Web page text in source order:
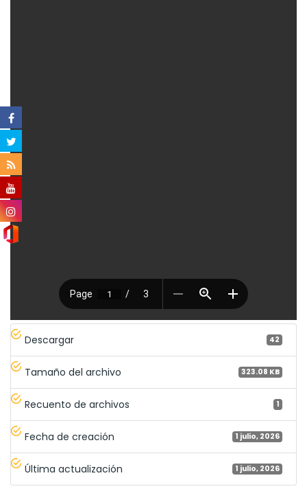
Descargar 42
Tamaño del archivo 323.08 KB
Recuento de archivos 1
Fecha de creación 1 julio, 2026
Última actualización 1 julio, 2026